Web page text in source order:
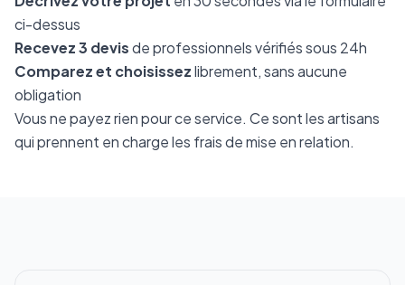
ci-dessus
Recevez 3 devisde professionnels vérifiés sous 24h
Comparez et choisissezlibrement, sans aucune
obligation
Vous ne payez rien pour ce service. Ce sont les artisans
qui prennent en charge les frais de mise en relation.